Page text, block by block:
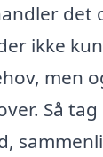
det
ikke
men
Så